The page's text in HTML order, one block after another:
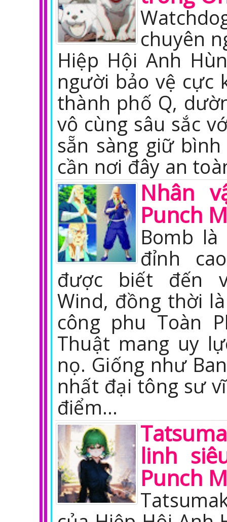
chuyên
Hiệp Hội Anh
người bảo vệ cực
thành phố Q,
vô cùng sâu sắc
sẵn sàng giữ
cần nơi đây an
Nhân
Punch
Bomb
đỉnh
được biết đến
Wind, đồng thời
công phu Toàn
Thuật mang uy
nọ. Giống như
nhất đại tông sư
điểm…
linh
Punch